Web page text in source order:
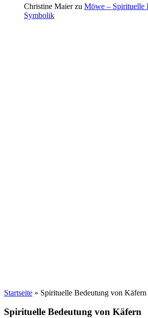
Christine Maierzu Möwe – Spirituelle
Symbolik
Startseite » Spirituelle Bedeutung von Käfern
Spirituelle Bedeutung von Käfern